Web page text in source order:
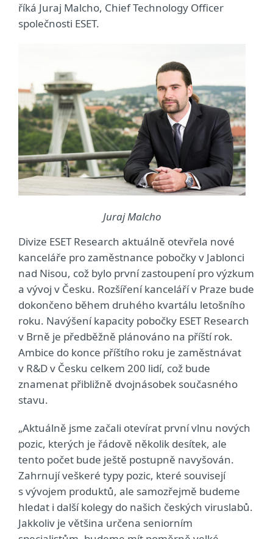
říká Juraj Malcho, Chief Technology Officer
společnosti ESET.
Juraj Malcho
Divize ESET Research aktuálně otevřela nové
kanceláře pro zaměstnance pobočky v Jablonci
nad Nisou, což bylo první zastoupení pro výzkum
a vývoj v Česku. Rozšíření kanceláří v Praze bude
dokončeno během druhého kvartálu letošního
roku. Navýšení kapacity pobočky ESET Research
v Brně je předběžně plánováno na příští rok.
Ambice do konce příštího roku je zaměstnávat
v R&D v Česku celkem 200 lidí, což bude
znamenat přibližně dvojnásobek současného
stavu.
„Aktuálně jsme začali otevírat první vlnu nových
pozic, kterých je řádově několik desítek, ale
tento počet bude ještě postupně navyšován.
Zahrnují veškeré typy pozic, které souvisejí
s vývojem produktů, ale samozřejmě budeme
hledat i další kolegy do našich českých viruslabů.
Jakkoliv je většina určena seniorním